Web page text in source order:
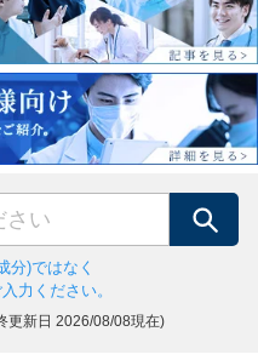
検索
分)ではなく
力ください。
更新日 2026/08/08現在)